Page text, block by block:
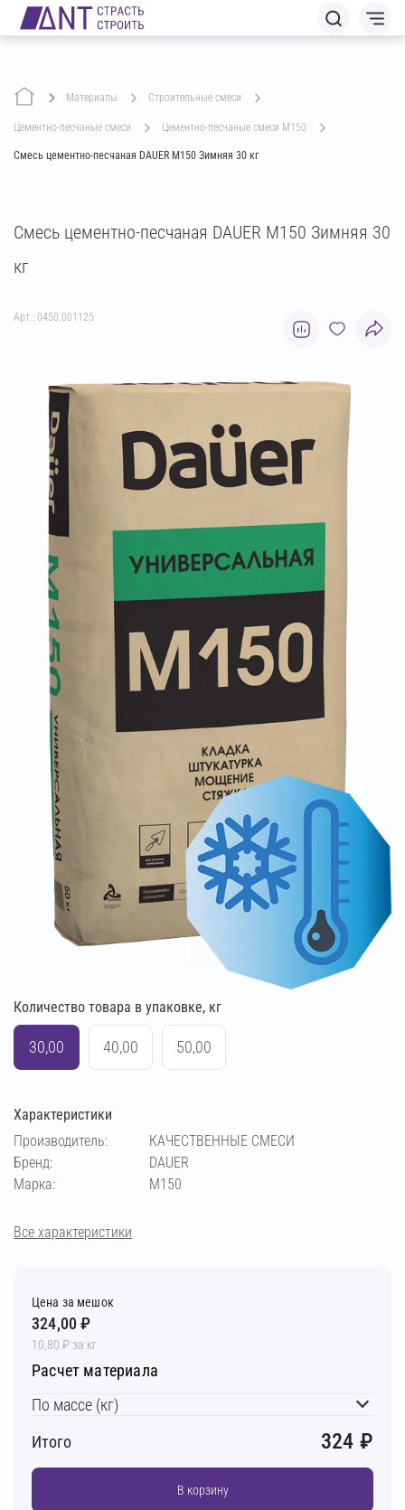
Материалы строительные смеси
цементно-песчаные смеси цементно-песчаные смеси М150
Смесь цементно-песчаная DAUER М150 Зимняя 30 кг
Смесь цементно-песчаная DAUER М150 Зимняя 30
кг
Арт.: 0450.001125
Количество товара в упаковке, кг
30,00 40,00 50,00
Характеристики
Производитель:
КАЧЕСТВЕННЫЕ СМЕСИ
Бренд:
DAUER
Марка:
М150
Все характеристики
Цена за мешок
324,00 ₽
10,80 ₽ за кг
Расчет материала
По массе (кг)
Итого
324 ₽
В корзину